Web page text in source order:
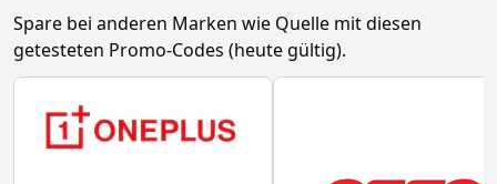
Spare bei anderen Marken wie Quelle mit diesen
getesteten Promo-Codes (heute gültig).